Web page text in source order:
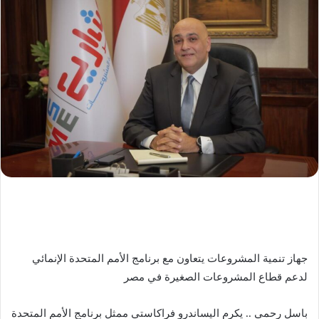
جهاز تنمية المشروعات يتعاون مع برنامج الأمم المتحدة الإنمائي
لدعم قطاع المشروعات الصغيرة في مصر
باسل رحمي .. يكرم اليساندرو فراكاستي ممثل برنامج الأمم المتحدة